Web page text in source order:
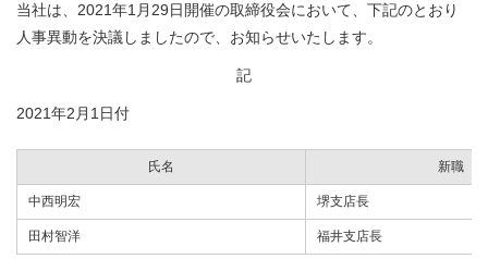
当社は、2021年1月29日開催の取締役会において、下記のとおり
人事異動を決議しましたので、お知らせいたします。
記
2021年2月1日付
氏名 新職
中西明宏 堺支店長
田村智洋 福井支店長